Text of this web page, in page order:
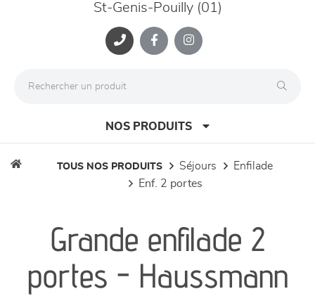
St-Genis-Pouilly (01)
NOS PRODUITS
séjours
meubles de complément
TOUS NOS PRODUITS séjours
enfilade
enf. 2 portes
Grande enfilade 2
portes - Haussmann